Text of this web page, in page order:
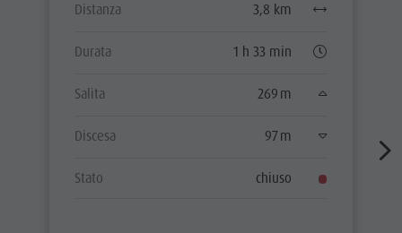
Distanza 3,8 km
Durata 1 h 33 min
Salita 269 m
Discesa 97 m
Stato chiuso